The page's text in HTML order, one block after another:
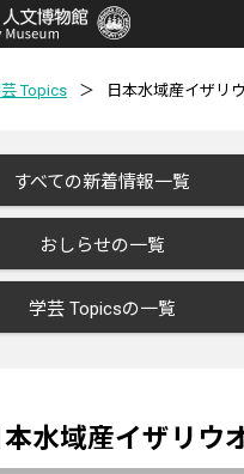
Topics ＞ 日本水域産イザリ
すべての新着情報一覧
おしらせの一覧
学芸 Topicsの一覧
本水域産イザリウ